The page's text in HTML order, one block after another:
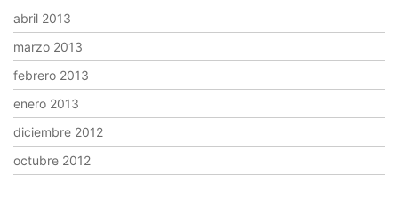
abril 2013
marzo 2013
febrero 2013
enero 2013
diciembre 2012
octubre 2012